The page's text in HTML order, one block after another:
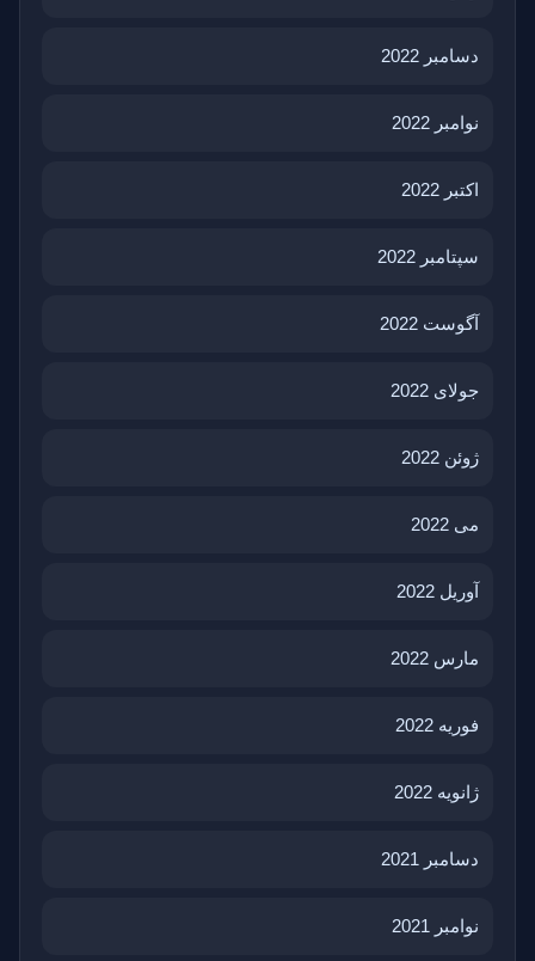
دسامبر 2022
نوامبر 2022
اکتبر 2022
سپتامبر 2022
آگوست 2022
جولای 2022
ژوئن 2022
می 2022
آوریل 2022
مارس 2022
فوریه 2022
ژانویه 2022
دسامبر 2021
نوامبر 2021